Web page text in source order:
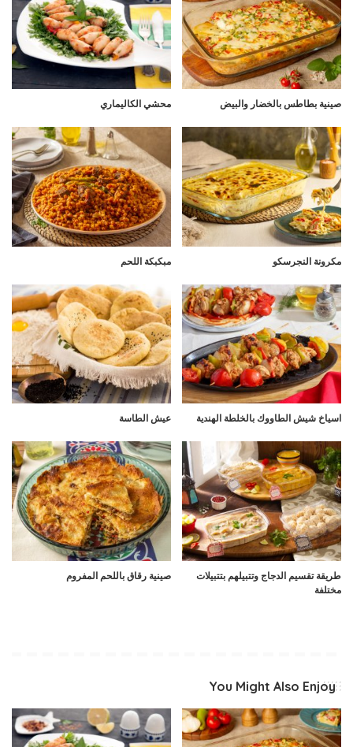
صينية بطاطس بالخضار والبيض محشي الكاليماري
مكرونة النجرسكو مبكبكة اللحم
اسياخ شيش الطاووك بالخلطة الهندية عيش الطاسة
طريقة تقسيم الدجاج وتتبيلهم بتتبيلات
مختلفة
صينية رقاق باللحم المفروم
You Might Also Enjoy